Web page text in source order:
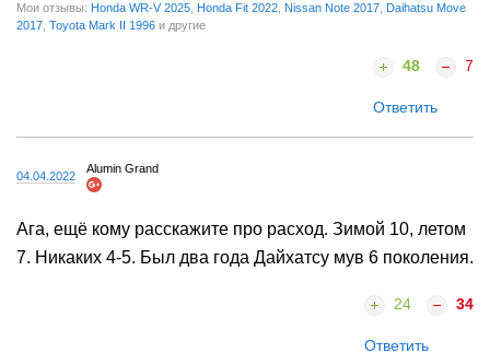
Мои отзывы: Honda WR-V 2025 Honda Fit 2022 Nissan Note 2017 Daihatsu Move
2017 Toyota Mark II 1996 и другие
48 7
Ответить
04.04.2022
Alumin Grand
Ага, ещё кому расскажите про расход. Зимой 10, летом
7. Никаких 4-5. Был два года Дайхатсу мув 6 поколения.
24 34
Ответить